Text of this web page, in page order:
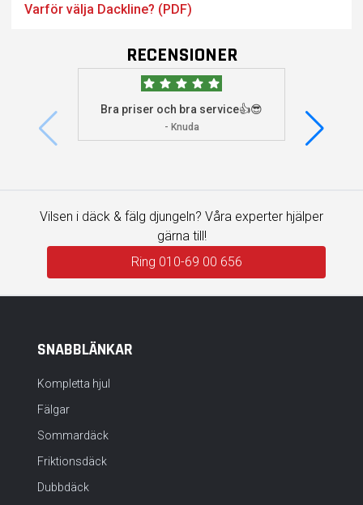
Varför välja Dackline? (PDF)
RECENSIONER
Bra priser och bra service👍😎
- Knuda
Vilsen i däck & fälg djungeln? Våra experter hjälper
gärna till!
Ring 010-69 00 656
SNABBLÄNKAR
Kompletta hjul
Fälgar
Sommardäck
Friktionsdäck
Dubbdäck